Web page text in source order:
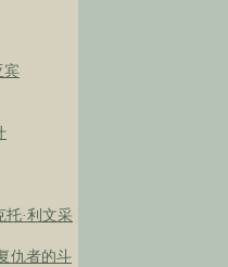
宾
托·利文采
仇者的斗